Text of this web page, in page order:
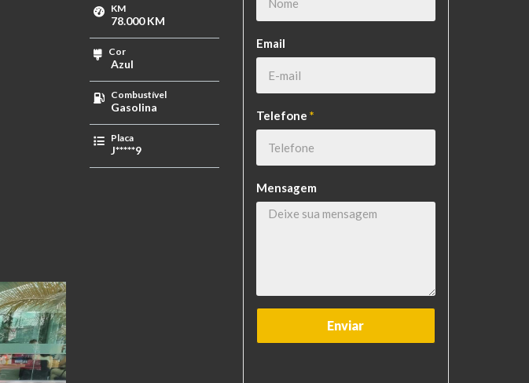
KM
78.000 KM
Cor
Azul
Combustível
Gasolina
Placa
J*****9
Email
Telefone *
Mensagem